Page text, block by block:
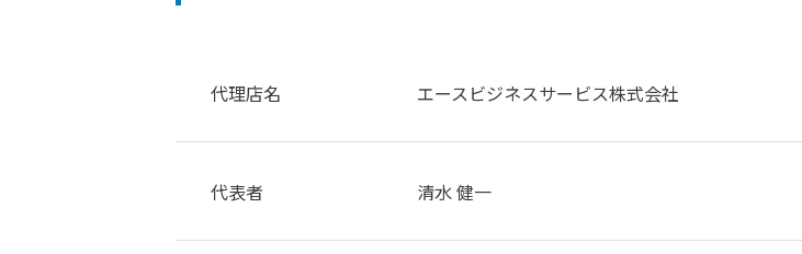
代理店名 エースビジネスサービス株式会社
代表者 清水 健一